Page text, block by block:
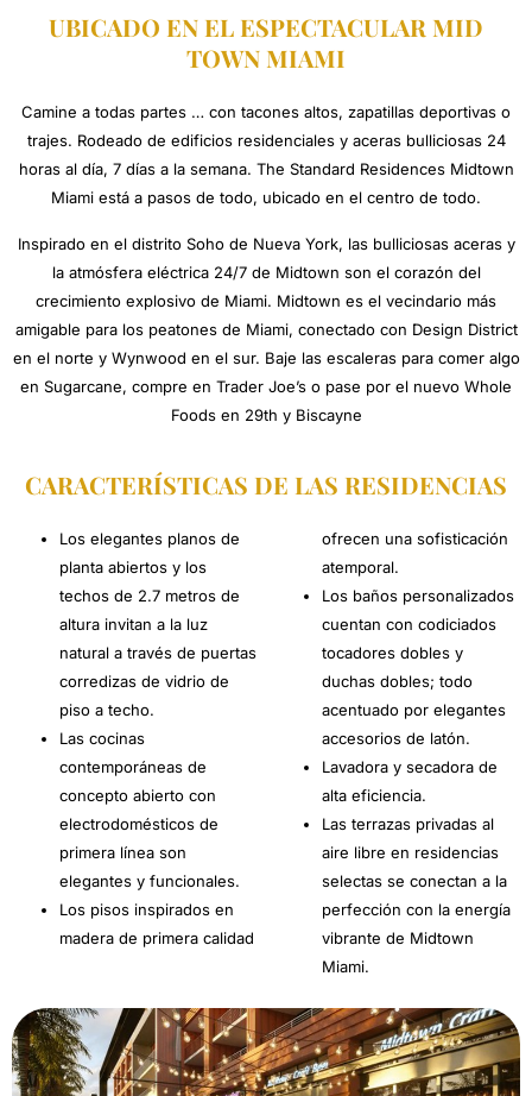
UBICADO EN EL ESPECTACULAR MID
TOWN MIAMI
Camine a todas partes … con tacones altos, zapatillas deportivas o
trajes. Rodeado de edificios residenciales y aceras bulliciosas 24
horas al día, 7 días a la semana. The Standard Residences Midtown
Miami está a pasos de todo, ubicado en el centro de todo.
Inspirado en el distrito Soho de Nueva York, las bulliciosas aceras y
la atmósfera eléctrica 24/7 de Midtown son el corazón del
crecimiento explosivo de Miami. Midtown es el vecindario más
amigable para los peatones de Miami, conectado con Design District
en el norte y Wynwood en el sur. Baje las escaleras para comer algo
en Sugarcane, compre en Trader Joe’s o pase por el nuevo Whole
Foods en 29th y Biscayne
CARACTERÍSTICAS DE LAS RESIDENCIAS
Los elegantes planos de
planta abiertos y los
techos de 2.7 metros de
altura invitan a la luz
natural a través de puertas
corredizas de vidrio de
piso a techo.
Las cocinas
contemporáneas de
concepto abierto con
electrodomésticos de
primera línea son
elegantes y funcionales.
Los pisos inspirados en
madera de primera calidad
ofrecen una sofisticación
atemporal.
Los baños personalizados
cuentan con codiciados
tocadores dobles y
duchas dobles; todo
acentuado por elegantes
accesorios de latón.
Lavadora y secadora de
alta eficiencia.
Las terrazas privadas al
aire libre en residencias
selectas se conectan a la
perfección con la energía
vibrante de Midtown
Miami.